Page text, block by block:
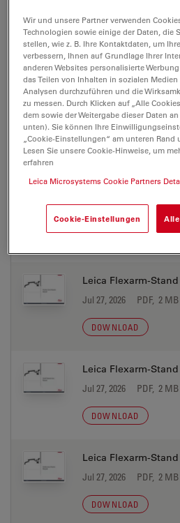
Leica Flexarm-Stand
Jul 27, 2026 PDF, 2 MB
DOWNLOAD
Leica Flexarm-Stand
Jul 27, 2026 PDF, 2 MB
DOWNLOAD
Leica Flexarm-Stand
Jul 27, 2026 PDF, 2 MB
DOWNLOAD
Leica Flexarm-Stand
Jul 27, 2026 PDF, 2 MB
DOWNLOAD
Leica Flexarm-
Jul 27, 2026 PDF, 2 MB
DOWNLOAD
Wir und unsere Partner verwenden
Technologien sowie einige der Daten, die
stellen, wie z. B. Ihre Kontaktdaten, um
verbessern, Ihnen auf Grundlage Ihrer
anderen Websites personalisierte
das Teilen von Inhalten in sozialen
Analysen durchzuführen und die
zu messen. Durch Klicken auf „Alle
dem sowie der Weitergabe dieser Daten
unten). Sie können Ihre
„Cookie-Einstellungen“ am unteren Rand
Lesen Sie unsere Cookie-Hinweise, um
erfahren
Leica Microsystems Cookie Partners
Cookie-Einstellungen